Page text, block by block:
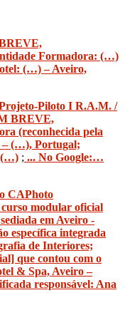
Formadora: (…)
(…) – Aveiro,
Piloto I R.A.M. /
BREVE,
(reconhecida pela
(…), Portugal;
(…) ; ... No Google:…
CAPhoto
modular oficial
em Aveiro -
específica integrada
de Interiores;
que contou com o
& Spa, Aveiro –
responsável: Ana